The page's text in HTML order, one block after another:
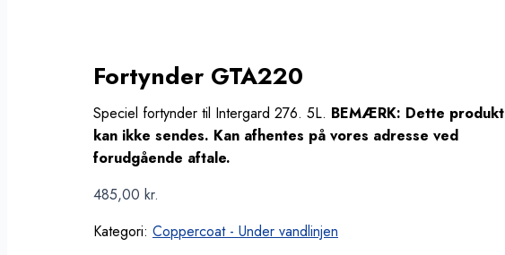
Fortynder GTA220
Speciel fortynder til Intergard 276. 5L. BEMÆRK: Dette produkt
kan ikke sendes. Kan afhentes på vores adresse ved
forudgående aftale.
485,00 kr.
Kategori: Coppercoat - Under vandlinjen